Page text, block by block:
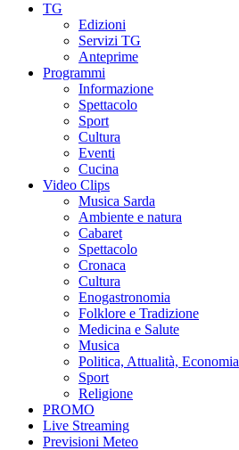
TG
Edizioni
Servizi TG
Anteprime
Programmi
Informazione
Spettacolo
Sport
Cultura
Eventi
Cucina
Video Clips
Musica Sarda
Ambiente e natura
Cabaret
Spettacolo
Cronaca
Cultura
Enogastronomia
Folklore e Tradizione
Medicina e Salute
Musica
Politica, Attualità, Economia
Sport
Religione
PROMO
Live Streaming
Previsioni Meteo